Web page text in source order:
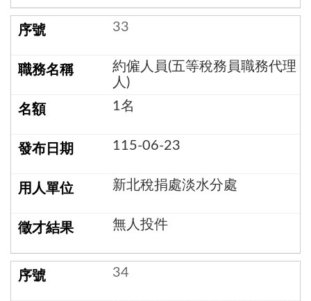
33
約僱人員(五等稅務員職務代理
人)
1名
115-06-23
新北稅捐處淡水分處
無人投件
34